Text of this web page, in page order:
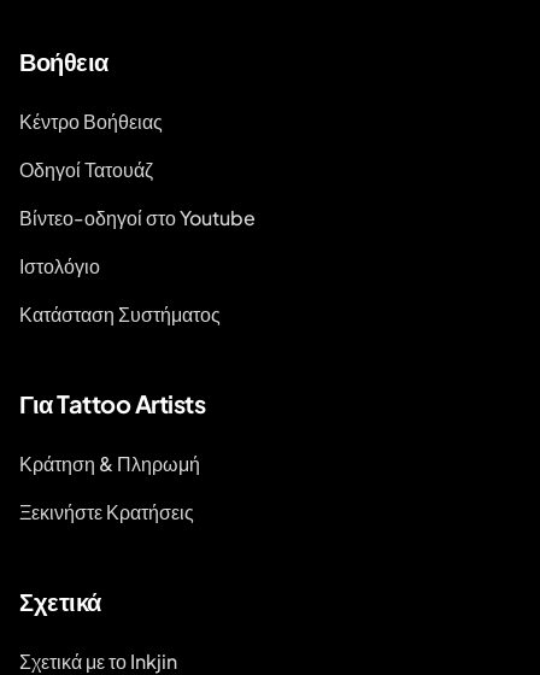
Βοήθεια
Κέντρο Βοήθειας
Οδηγοί Τατουάζ
Βίντεο-οδηγοί στο Youtube
Ιστολόγιο
Κατάσταση Συστήματος
Για Tattoo Artists
Κράτηση & Πληρωμή
Ξεκινήστε Κρατήσεις
Σχετικά
Σχετικά με το Inkjin